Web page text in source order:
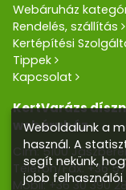
Webáruház
Rendelés, szállítás
Kertépítési
Tippek
Kapcsolat
KertVarázs
webáruház
Cím: 5100
Telefon/Fax: +36
Mobil:+36 30 390
Weboldalunk a
használ. A
segít nekünk,
jobb felhasználói